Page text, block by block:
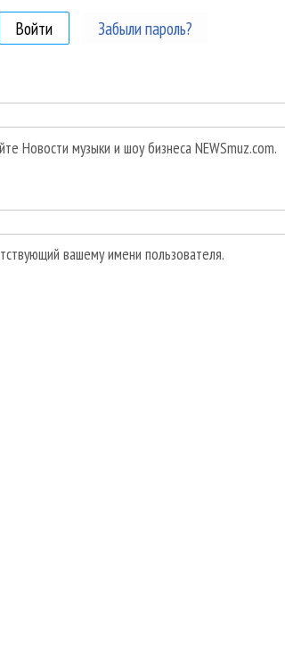
Войти (активная вкладка)
Забыли пароль?
Новости музыки и шоу бизнеса NEWSmuz.com.
вашему имени пользователя.